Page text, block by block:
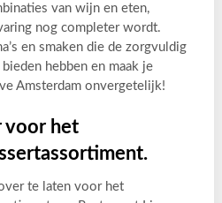
van wijn en eten,
nog completer wordt.
en smaken die de zorgvuldig
hebben en maak je
Amsterdam onvergetelijk!
voor het
te laten voor het